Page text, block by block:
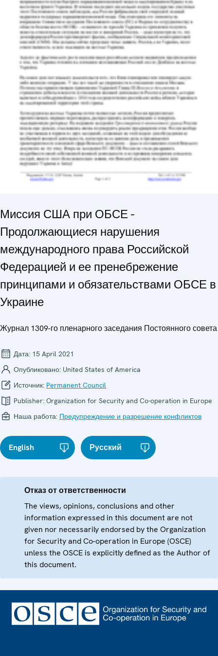
Миссия США при ОБСЕ -
Продолжающиеся нарушения
международного права Российской
Федерацией и ее пренебрежение
принципами и обязательствами ОБСЕ в
Украине
Журнал 1309-го пленарного заседания Постоянного совета
Дата: 15 April 2021
Опубликовано: United States of America
Источник: Permanent Council
Publisher: Organization for Security and Co-operation in Europe
Наша работа: Предупреждение и разрешение конфликтов
English Русский
Отказ от ответственности
The views, opinions, conclusions and other
information expressed in this document are not
given nor necessarily endorsed by the Organization
for Security and Co-operation in Europe (OSCE)
unless the OSCE is explicitly defined as the Author of
this document.